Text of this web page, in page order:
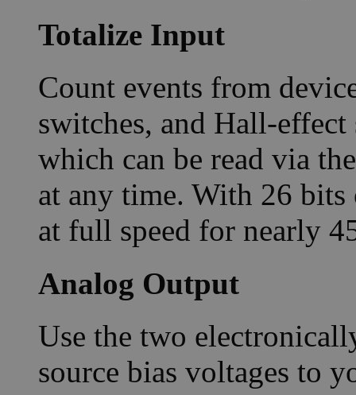
Totalize Input
Count events from
switches, and Hall-effect
which can be read via
at any time. With 26
at full speed for nearly
Analog Output
Use the two
source bias voltages to